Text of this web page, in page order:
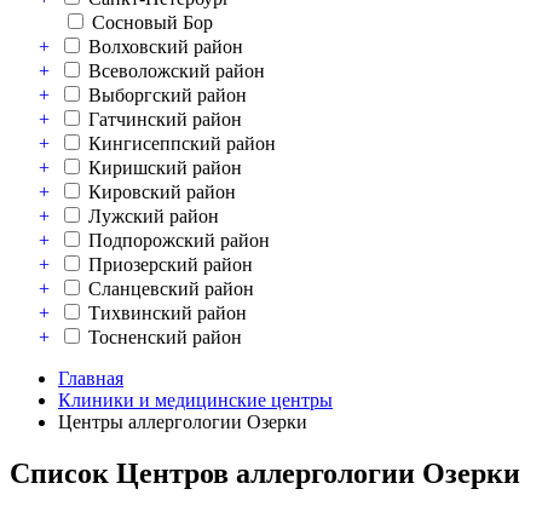
Сосновый Бор
+
Волховский район
+
Всеволожский район
+
Выборгский район
+
Гатчинский район
+
Кингисеппский район
+
Киришский район
+
Кировский район
+
Лужский район
+
Подпорожский район
+
Приозерский район
+
Сланцевский район
+
Тихвинский район
+
Тосненский район
Главная
Клиники и медицинские центры
Центры аллергологии Озерки
Список Центров аллергологии Озерки